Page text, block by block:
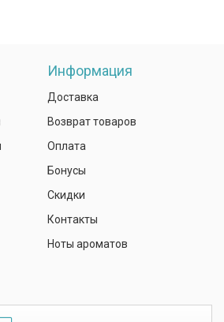
Информация
Доставка
Возврат товаров
Оплата
Бонусы
Скидки
Контакты
Ноты ароматов